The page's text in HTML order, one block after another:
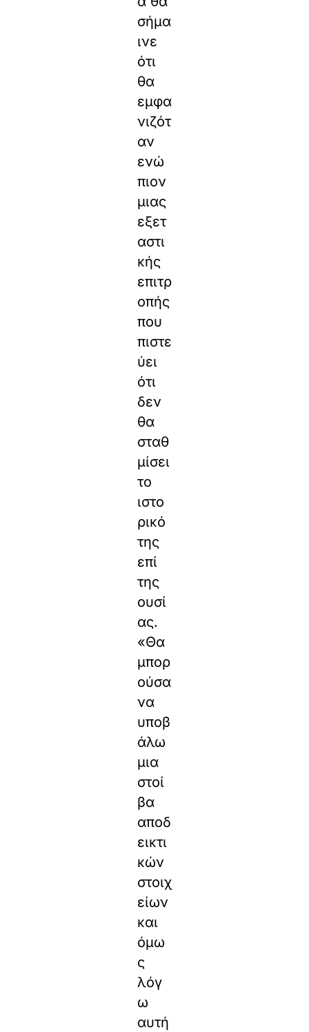
σήμα
ινε
ότι
θα
εμφα
νιζότ
αν
ενώ
πιον
μιας
εξετ
αστι
κής
επιτρ
οπής
που
πιστε
ύει
ότι
δεν
θα
σταθ
μίσει
το
ιστο
ρικό
της
επί
της
ουσί
ας.
«Θα
μπορ
ούσα
να
υποβ
άλω
μια
στοί
βα
αποδ
εικτι
κών
στοιχ
είων
και
όμω
ς
λόγ
ω
αυτή